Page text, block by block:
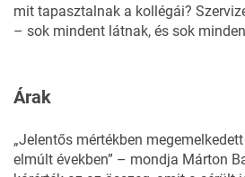
mit tapasztalnak a kollégái?
– sok mindent látnak, és sok
Árak
„Jelentős mértékben
elmúlt években” – mondja Márton